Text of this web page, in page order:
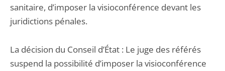
sanitaire, d’imposer la visioconférence devant les
juridictions pénales.
La décision du Conseil d’État : Le juge des référés
suspend la possibilité d’imposer la visioconférence